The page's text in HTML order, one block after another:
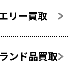
リー買取
ンド品買取